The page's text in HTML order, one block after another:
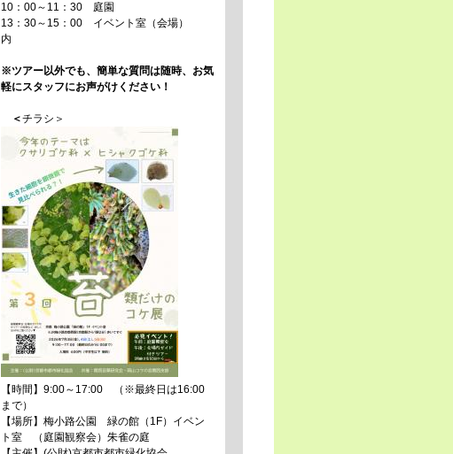
10：00～11：30 庭園
13：30～15：00 イベント室（会場）
内
※ツアー以外でも、簡単な質問は随時、お気
軽にスタッフにお声がけください！
＜チラシ＞
【時間】9:00～17:00 （※最終日は16:00
まで）
【場所】梅小路公園 緑の館（1F）イベン
ト室 （庭園観察会）朱雀の庭